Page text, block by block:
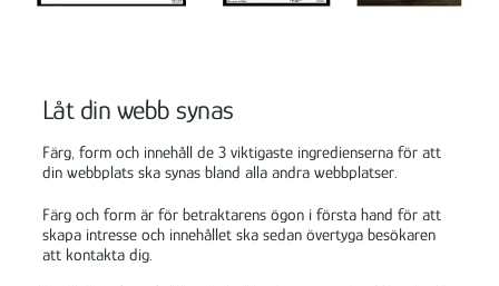
Låt din webb synas
Färg, form och innehåll de 3 viktigaste ingredienserna för att
din webbplats ska synas bland alla andra webbplatser.
Färg och form är för betraktarens ögon i första hand för att
skapa intresse och innehållet ska sedan övertyga besökaren
att kontakta dig.